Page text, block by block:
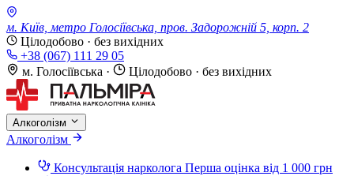
м. Київ, метро Голосіївська, пров. Задорожній 5, корп. 2
Цілодобово · без вихідних
+38 (067) 111 29 05
м. Голосіївська · Цілодобово · без вихідних
Алкоголізм
Алкоголізм
Консультація нарколога Перша оцінка від 1 000 грн